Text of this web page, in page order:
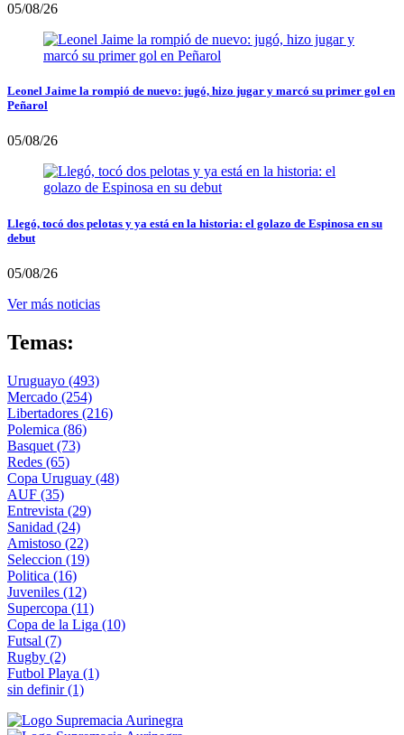
05/08/26
Leonel Jaime la rompió de nuevo: jugó, hizo jugar y marcó su primer gol en
Peñarol
05/08/26
Llegó, tocó dos pelotas y ya está en la historia: el golazo de Espinosa en su
debut
05/08/26
Ver más noticias
Temas:
Uruguayo (493)
Mercado (254)
Libertadores (216)
Polemica (86)
Basquet (73)
Redes (65)
Copa Uruguay (48)
AUF (35)
Entrevista (29)
Sanidad (24)
Amistoso (22)
Seleccion (19)
Politica (16)
Juveniles (12)
Supercopa (11)
Copa de la Liga (10)
Futsal (7)
Rugby (2)
Futbol Playa (1)
sin definir(1)